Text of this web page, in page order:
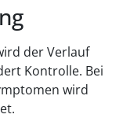
der Verlauf
Kontrolle. Bei
wird